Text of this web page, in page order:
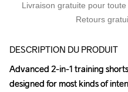
Livraison gratuite pour
Retours
DESCRIPTION DU PRODUIT
Advanced 2-in-1 training
designed for most kinds of
Advanced 2-in-1 training
designed for most kinds of